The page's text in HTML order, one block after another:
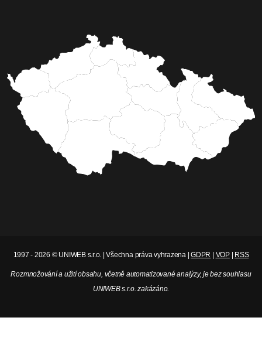
archeologické nálezy, připomínky rýžování zlata,
voroplavby i interaktivní prvky.
Celý článek
Adam Wágner